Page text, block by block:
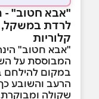
"אבא חטוב" -
לרדת במשקל,
קלוריות
המבוססת על
במקום להילחם
הרעב והשובע
שקולה